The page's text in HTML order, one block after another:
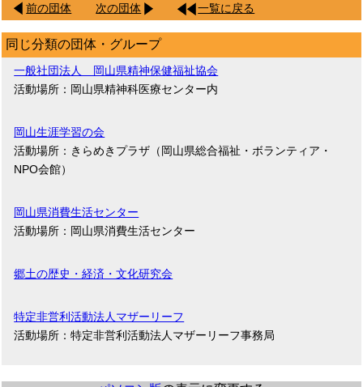
前の団体 次の団体 一覧に戻る
同じ分類の団体・グループ
一般社団法人 岡山県精神保健福祉協会
活動場所：岡山県精神科医療センター内
岡山生涯学習の会
活動場所：きらめきプラザ（岡山県総合福祉・ボランティア・
NPO会館）
岡山県消費生活センター
活動場所：岡山県消費生活センター
郷土の歴史・経済・文化研究会
特定非営利活動法人マザーリーフ
活動場所：特定非営利活動法人マザーリーフ事務局